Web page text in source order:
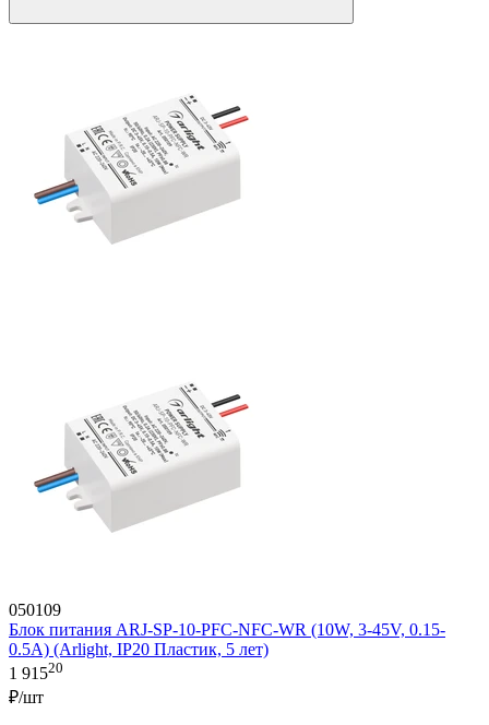
050109
Блок питания ARJ-SP-10-PFC-NFC-WR (10W, 3-45V, 0.15-
0.5A) (Arlight, IP20 Пластик, 5 лет)
1 91520
₽/шт